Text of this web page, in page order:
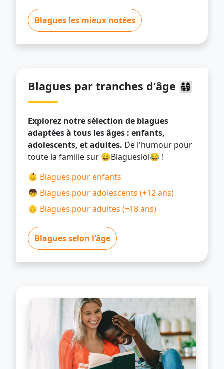
Blagues les mieux notées
Blagues par tranches d'âge 👨‍👩‍👧‍👦
Explorez notre sélection de blagues
adaptées à tous les âges : enfants,
adolescents, et adultes. De l'humour pour
toute la famille sur 😄Blagueslol😂 !
👶 Blagues pour enfants
👦 Blagues pour adolescents (+12 ans)
👴 Blagues pour adultes (+18 ans)
Blagues selon l'âge